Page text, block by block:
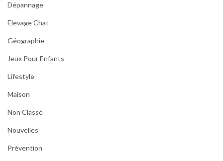
Dépannage
Elevage Chat
Géographie
Jeux Pour Enfants
Lifestyle
Maison
Non Classé
Nouvelles
Prévention